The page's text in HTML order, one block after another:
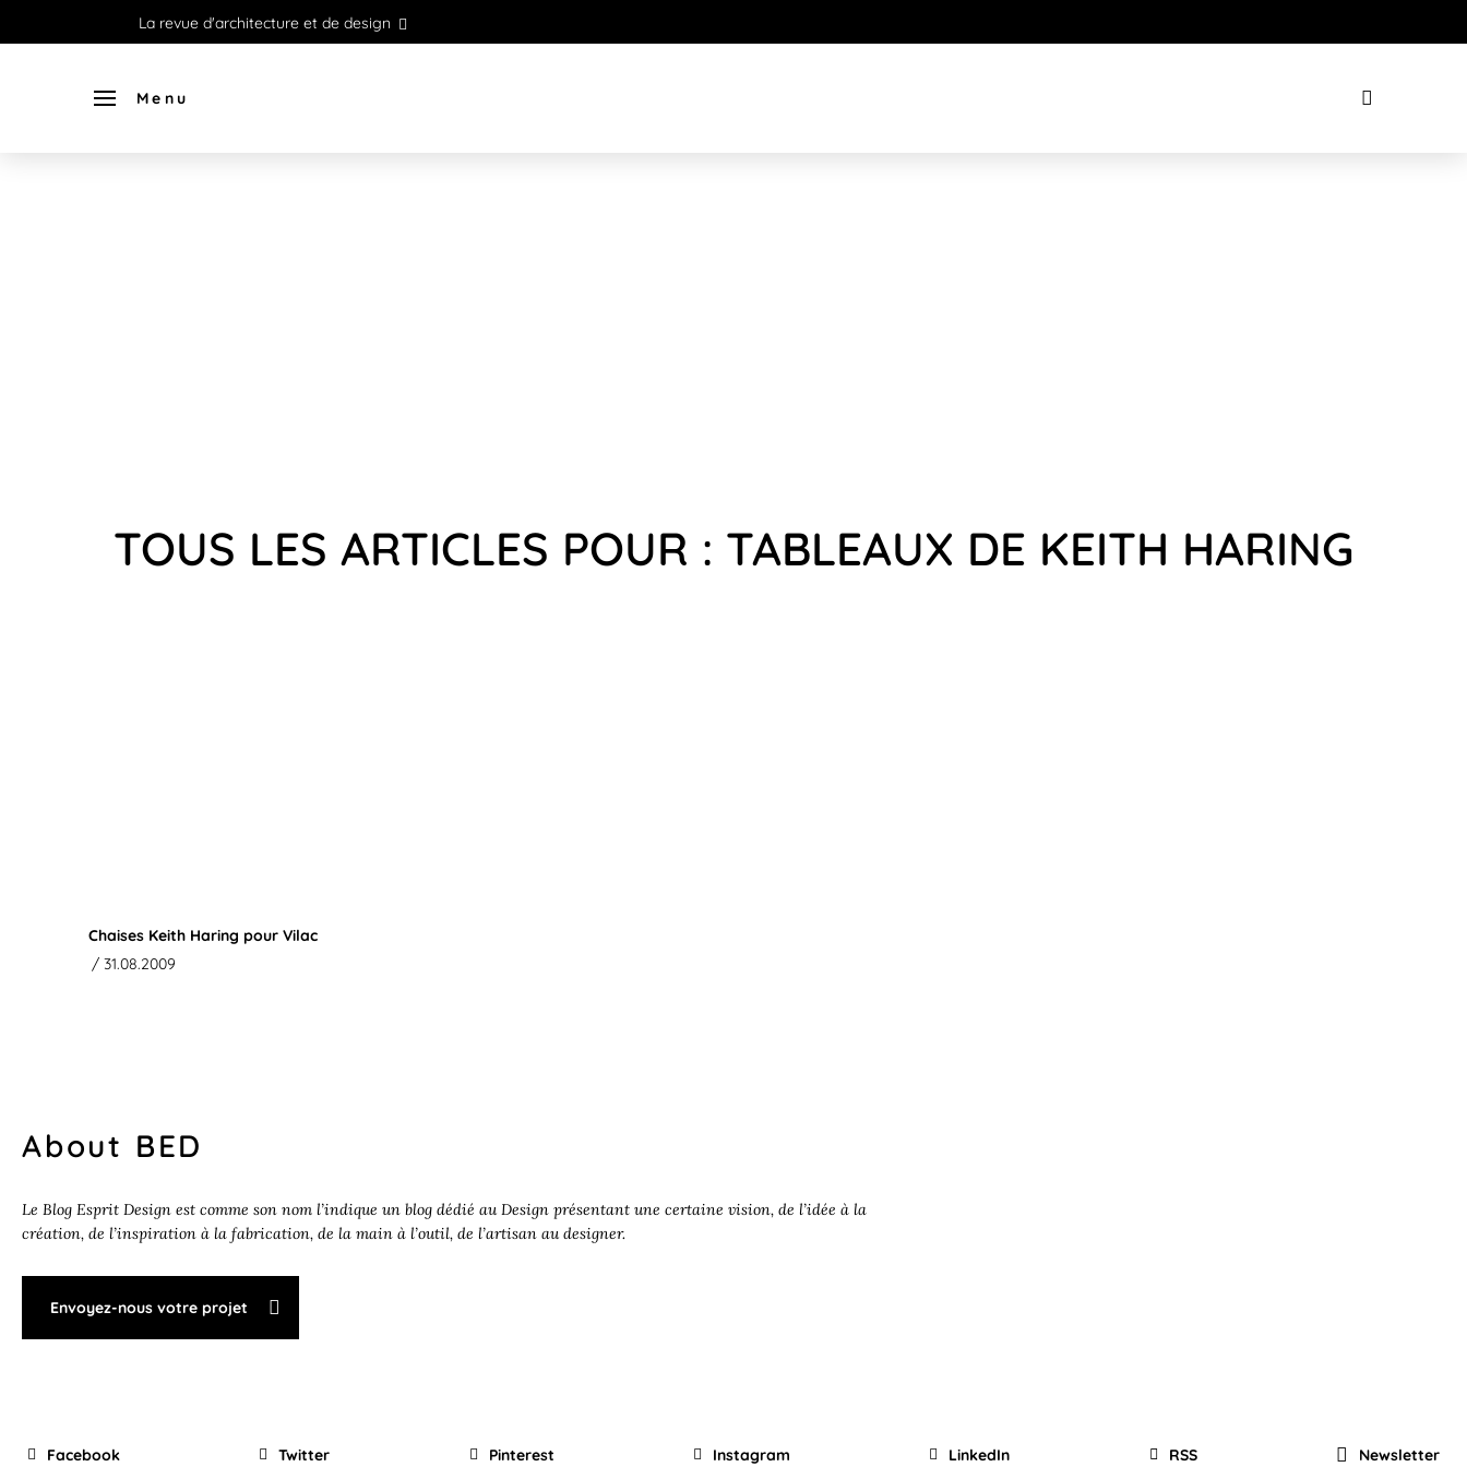
La revue d'architecture et de design
Menu
TOUS LES ARTICLES POUR : TABLEAUX DE KEITH HARING
Chaises Keith Haring pour Vilac
/ 31.08.2009
About BED
Le Blog Esprit Design est comme son nom l’indique un blog dédié au Design présentant une certaine vision, de l’idée à la
création, de l’inspiration à la fabrication, de la main à l’outil, de l’artisan au designer.
Envoyez-nous votre projet
Facebook Twitter Pinterest Instagram LinkedIn RSS Newsletter